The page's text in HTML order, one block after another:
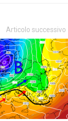
Articolo successivo